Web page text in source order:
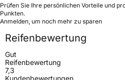
Prüfen Sie Ihre persönlichen Vorteile und
Punkten.
Anmelden, um noch mehr zu sparen
Reifenbewertung
Gut
Reifenbewertung
7,3
Kundenbewertungen